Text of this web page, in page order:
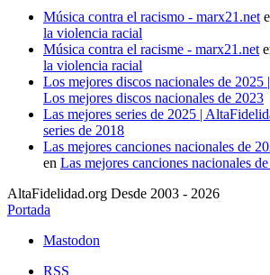
Música contra el racismo - marx21.net
la violencia racial
Música contra el racisme - marx21.net
la violencia racial
Los mejores discos nacionales de
Los mejores discos nacionales de 2023
Las mejores series de 2025 |
series de 2018
Las mejores canciones nacionales de
en Las mejores canciones nacionales
AltaFidelidad.org Desde 2003 - 2026
Portada
Mastodon
RSS